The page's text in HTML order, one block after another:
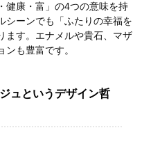
健康・富」の4つの意味を持
シーンでも「ふたりの幸福を
ます。エナメルや貴石、マザ
も豊富です。
ュというデザイン哲